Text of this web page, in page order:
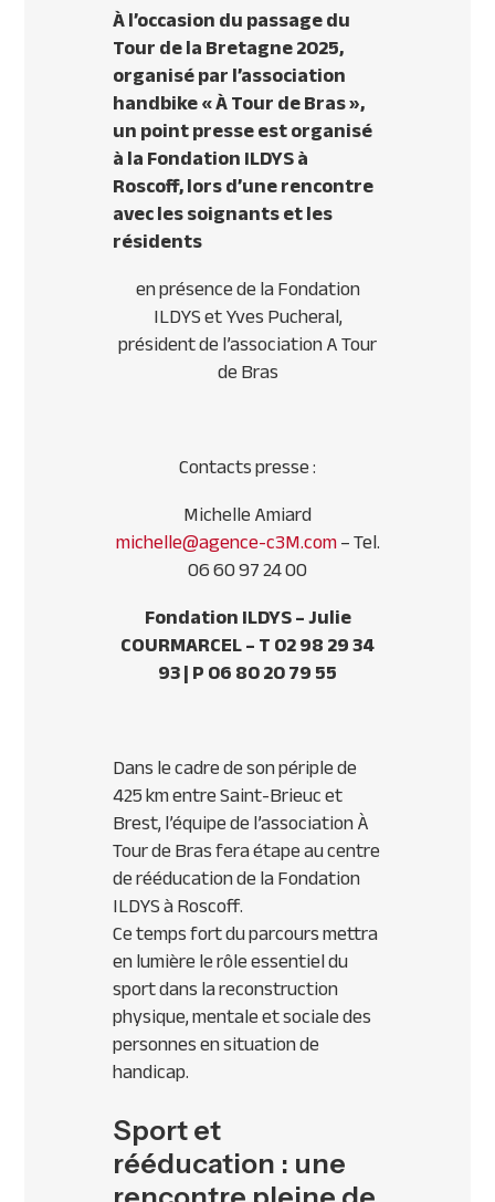
À l’occasion du passage du
Tour de la Bretagne 2025,
organisé par l’association
handbike « À Tour de Bras »,
un point presse est organisé
à la Fondation ILDYS à
Roscoff, lors d’une rencontre
avec les soignants et les
résidents
en présence de la Fondation
ILDYS et Yves Pucheral,
président de l’association A Tour
de Bras
Contacts presse :
Michelle Amiard
michelle@agence-c3M.com– Tel.
06 60 97 24 00
Fondation ILDYS – Julie
COURMARCEL – T 02 98 29 34
93 | P 06 80 20 79 55
Dans le cadre de son périple de
425 km entre Saint-Brieuc et
Brest, l’équipe de l’association À
Tour de Bras fera étape au centre
de rééducation de la Fondation
ILDYS à Roscoff.
Ce temps fort du parcours mettra
en lumière le rôle essentiel du
sport dans la reconstruction
physique, mentale et sociale des
personnes en situation de
handicap.
Sport et
rééducation : une